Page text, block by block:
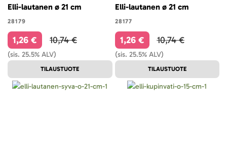
Elli-lautanen ø 21 cm
28179
1,26 € 10,74 €
(sis. 25.5% ALV)
TILAUSTUOTE
Elli-lautanen ø 21 cm
28177
1,26 € 10,74 €
(sis. 25.5% ALV)
TILAUSTUOTE